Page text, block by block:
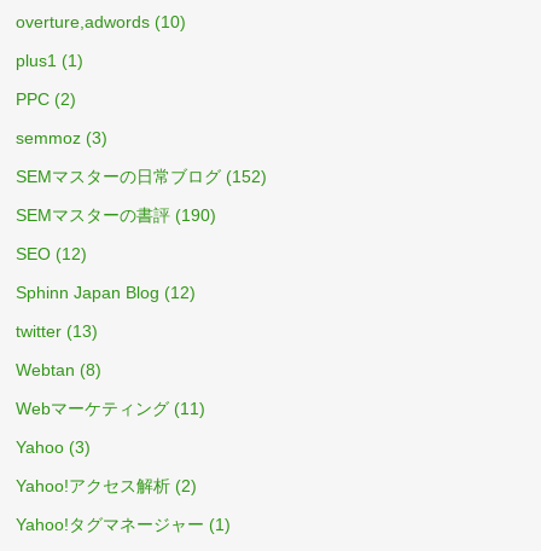
overture,adwords (10)
plus1 (1)
PPC (2)
semmoz (3)
SEMマスターの日常ブログ (152)
SEMマスターの書評 (190)
SEO (12)
Sphinn Japan Blog (12)
twitter (13)
Webtan (8)
Webマーケティング (11)
Yahoo (3)
Yahoo!アクセス解析 (2)
Yahoo!タグマネージャー (1)